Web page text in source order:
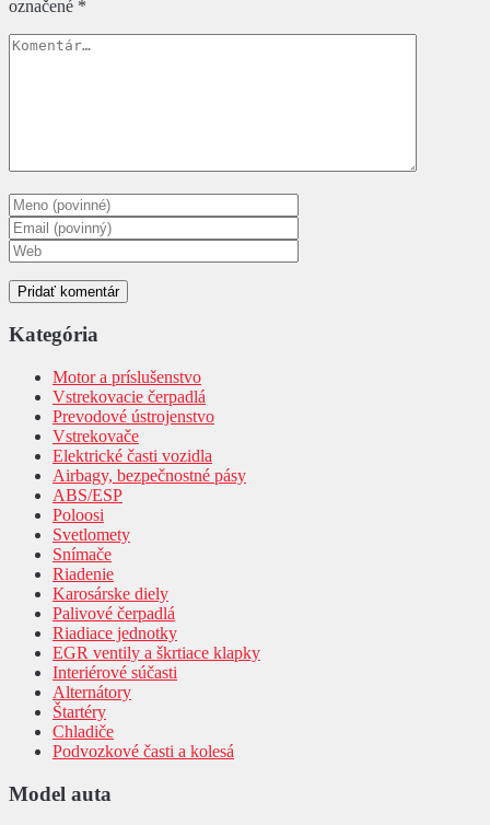
označené *
Kategória
Motor a príslušenstvo
Vstrekovacie čerpadlá
Prevodové ústrojenstvo
Vstrekovače
Elektrické časti vozidla
Airbagy, bezpečnostné pásy
ABS/ESP
Poloosi
Svetlomety
Snímače
Riadenie
Karosárske diely
Palivové čerpadlá
Riadiace jednotky
EGR ventily a škrtiace klapky
Interiérové súčasti
Alternátory
Štartéry
Chladiče
Podvozkové časti a kolesá
Model auta